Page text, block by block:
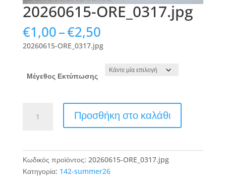
20260615-ORE_0317.jpg
€1,00–€2,50Price
range:
€1,00
through
€2,50
20260615-ORE_0317.jpg
Μέγεθος Εκτύπωσης
ORE_0317.jpg
Προσθήκη στο καλάθι
Κωδικός προϊόντος: 20260615-ORE_0317.jpg
Κατηγορία: 142-summer26